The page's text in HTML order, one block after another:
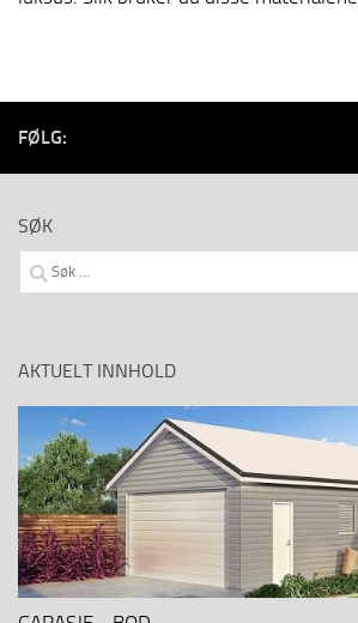
FØLG:
SØK
Søk
etter:
AKTUELT INNHOLD